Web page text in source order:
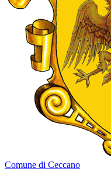
Comune di Ceccano